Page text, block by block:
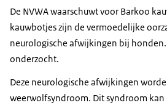
De NVWA waarschuwt voor Barkoo
kauwbotjes zijn de vermoedelijke
neurologische afwijkingen bij
onderzocht.
Deze neurologische afwijkingen
weerwolfsyndroom. Dit syndroom